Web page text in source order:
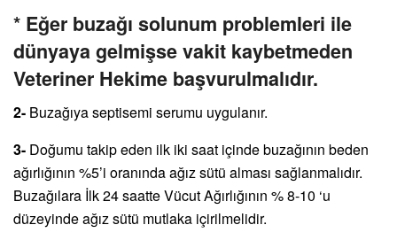
* Eğer buzağı solunum problemleri ile
dünyaya gelmişse vakit kaybetmeden
Veteriner Hekime başvurulmalıdır.
2- Buzağıya septisemi serumu uygulanır.
3- Doğumu takip eden ilk iki saat içinde buzağının beden
ağırlığının %5’i oranında ağız sütü alması sağlanmalıdır.
Buzağılara İlk 24 saatte Vücut Ağırlığının % 8-10 ‘u
düzeyinde ağız sütü mutlaka içirilmelidir.